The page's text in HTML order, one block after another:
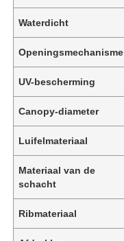
Waterdicht
Openingsmechanisme
UV-bescherming
Canopy-diameter
Luifelmateriaal
Materiaal van de
schacht
Ribmateriaal